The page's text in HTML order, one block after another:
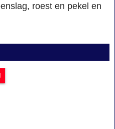
roest en pekel en